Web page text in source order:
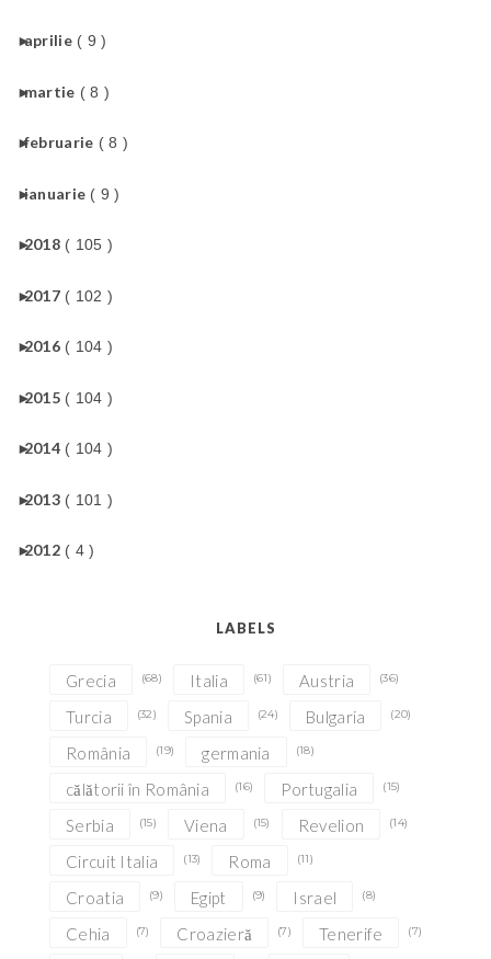
►
aprilie ( 9 )
►
martie ( 8 )
►
februarie ( 8 )
►
ianuarie ( 9 )
►
2018 ( 105 )
►
2017 ( 102 )
►
2016 ( 104 )
►
2015 ( 104 )
►
2014 ( 104 )
►
2013 ( 101 )
►
2012 ( 4 )
LABELS
Grecia (68) Italia (61) Austria (36)
Turcia (32) Spania (24) Bulgaria (20)
România (19) germania (18)
călătorii în România (16) Portugalia (15)
Serbia (15) Viena (15) Revelion (14)
Circuit Italia (13) Roma (11)
Croatia (9) Egipt (9) Israel (8)
Cehia (7) Croazieră (7) Tenerife (7)